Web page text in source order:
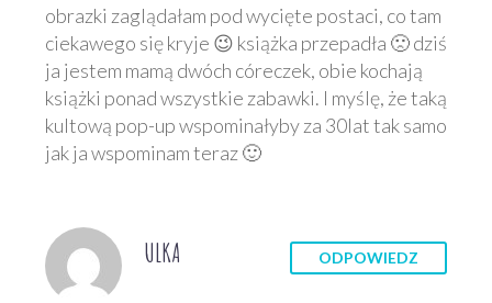
obrazki zaglądałam pod wycięte postaci, co tam
ciekawego się kryje 😉 książka przepadła 🙁 dziś
ja jestem mamą dwóch córeczek, obie kochają
książki ponad wszystkie zabawki. I myślę, że taką
kultową pop-up wspominałyby za 30lat tak samo
jak ja wspominam teraz 🙂
ULKA ODPOWIEDZ